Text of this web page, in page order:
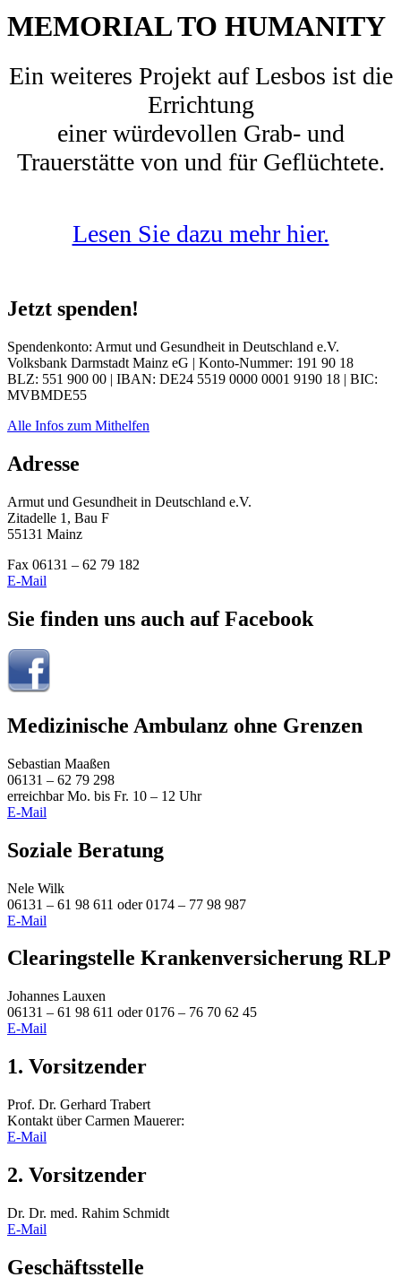
MEMORIAL TO HUMANITY
Ein weiteres Projekt auf Lesbos ist die
Errichtung
einer würdevollen Grab- und
Trauerstätte von und für Geflüchtete.
Lesen Sie dazu mehr hier.
Jetzt spenden!
Spendenkonto: Armut und Gesundheit in Deutschland e.V.
Volksbank Darmstadt Mainz eG | Konto-Nummer: 191 90 18
BLZ: 551 900 00 | IBAN: DE24 5519 0000 0001 9190 18 | BIC:
MVBMDE55
Alle Infos zum Mithelfen
Adresse
Armut und Gesundheit in Deutschland e.V.
Zitadelle 1, Bau F
55131 Mainz
Fax 06131 – 62 79 182
E-Mail
Sie finden uns auch auf Facebook
Medizinische Ambulanz ohne Grenzen
Sebastian Maaßen
06131 – 62 79 298
erreichbar Mo. bis Fr. 10 – 12 Uhr
E-Mail
Soziale Beratung
Nele Wilk
06131 – 61 98 611 oder 0174 – 77 98 987
E-Mail
Clearingstelle Krankenversicherung RLP
Johannes Lauxen
06131 – 61 98 611 oder 0176 – 76 70 62 45
E-Mail
1. Vorsitzender
Prof. Dr. Gerhard Trabert
Kontakt über Carmen Mauerer:
E-Mail
2. Vorsitzender
Dr. Dr. med. Rahim Schmidt
E-Mail
Geschäftsstelle